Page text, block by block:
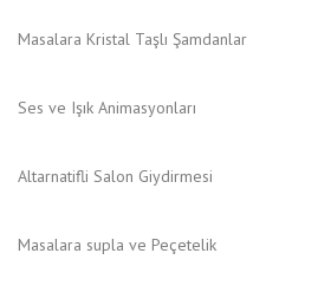
Masalara Kristal Taşlı Şamdanlar
Ses ve Işık Animasyonları
Altarnatifli Salon Giydirmesi
Masalara supla ve Peçetelik